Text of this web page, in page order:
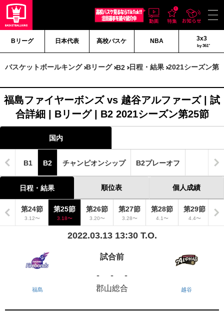
Bリーグ 日本代表 高校バスケ NBA 3x3
by 361°
バスケットボールキング Bリーグ B2 日程・結果 2021シーズン第
福島ファイヤーボンズ vs 越谷アルファーズ | 試
合詳細 | Bリーグ | B2 2021シーズン第25節
国内
B1 B2 チャンピオンシップ B2プレーオフ
日程・結果 順位表 個人成績
節 第24節
3.12〜
第25節
3.18〜
第26節
3.20〜
第27節
3.28〜
第28節
4.1〜
第29節
4.4〜
2022.03.13 13:30 T.O.
福島
試合前
- - -
郡山総合 越谷